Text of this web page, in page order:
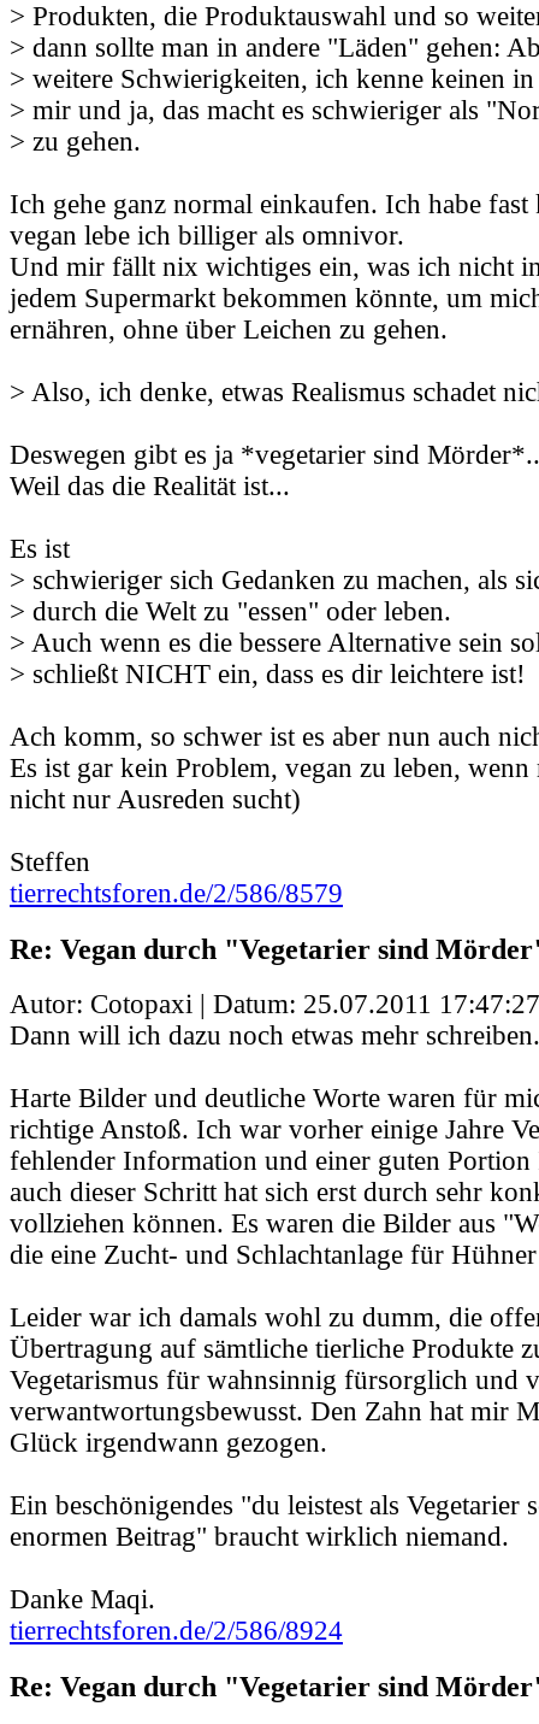
> Produkten, die Produktauswahl und so
> dann sollte man in andere "Läden" gehen:
> weitere Schwierigkeiten, ich kenne keinen
> mir und ja, das macht es schwieriger als
> zu gehen.
Ich gehe ganz normal einkaufen. Ich habe
vegan lebe ich billiger als omnivor.
Und mir fällt nix wichtiges ein, was ich nicht
jedem Supermarkt bekommen könnte, um
ernähren, ohne über Leichen zu gehen.
> Also, ich denke, etwas Realismus schadet
Deswegen gibt es ja *vegetarier sind
Weil das die Realität ist...
Es ist
> schwieriger sich Gedanken zu machen, als
> durch die Welt zu "essen" oder leben.
> Auch wenn es die bessere Alternative sein
> schließt NICHT ein, dass es dir leichtere ist!
Ach komm, so schwer ist es aber nun auch
Es ist gar kein Problem, vegan zu leben,
nicht nur Ausreden sucht)
Steffen
tierrechtsforen.de/2/586/8579
Re: Vegan durch "Vegetarier sind
Autor: Cotopaxi | Datum: 25.07.2011 17:47:27
Dann will ich dazu noch etwas mehr
Harte Bilder und deutliche Worte waren für
richtige Anstoß. Ich war vorher einige Jahre
fehlender Information und einer guten
auch dieser Schritt hat sich erst durch sehr
vollziehen können. Es waren die Bilder aus
die eine Zucht- und Schlachtanlage für
Leider war ich damals wohl zu dumm, die
Übertragung auf sämtliche tierliche Produkte
Vegetarismus für wahnsinnig fürsorglich und
verwantwortungsbewusst. Den Zahn hat mir
Glück irgendwann gezogen.
Ein beschönigendes "du leistest als Vegetarier
enormen Beitrag" braucht wirklich niemand.
Danke Maqi.
tierrechtsforen.de/2/586/8924
Re: Vegan durch "Vegetarier sind